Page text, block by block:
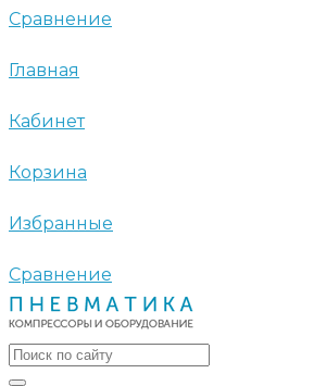
Сравнение
Главная
Кабинет
Корзина
Избранные
Сравнение